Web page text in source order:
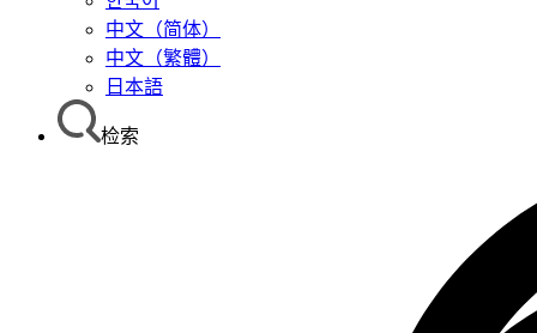
中文（简体）
中文（繁體）
日本語
检索